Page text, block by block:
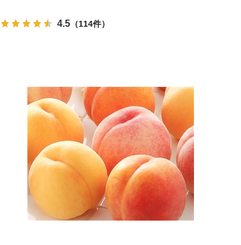
4.5 （114件）